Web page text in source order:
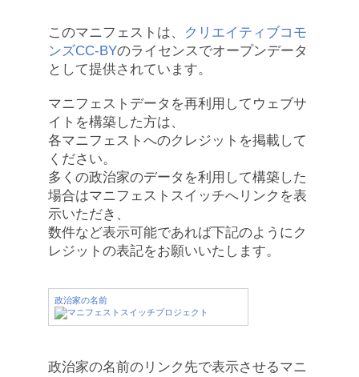
このマニフェストは、
クリエイティブコモ
ンズCC-BYのライセンスでオープンデータ
として提供されています。
マニフェストデータを再利用してウェブサ
イトを構築した方は、
各マニフェストへのクレジットを掲載して
ください。
多くの政治家のデータを利用して構築した
場合はマニフェストスイッチへリンクを表
示いただき、
数件など表示可能であれば下記のようにク
レジットの表記をお願いいたします。
政治家の名前
政治家の名前のリンク先で表示させるマニ